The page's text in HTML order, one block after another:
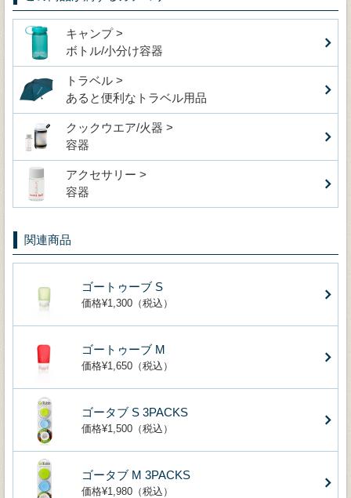
キャンプ >
ボトル/小分け容器
トラベル >
あると便利なトラベル用品
クックウエア/火器 >
容器
アクセサリー >
容器
関連商品
ゴートゥーブ S
価格¥1,300（税込）
ゴートゥーブ M
価格¥1,650（税込）
ゴータブ S 3PACKS
価格¥1,500（税込）
ゴータブ M 3PACKS
価格¥1,980（税込）